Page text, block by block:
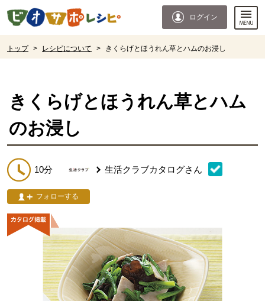
ページの先頭です。
ログイン
トップ > レシピについて > きくらげとほうれん草とハムのお浸し
きくらげとほうれん草とハム
のお浸し
10分 生活クラブカタログさん
フォローする